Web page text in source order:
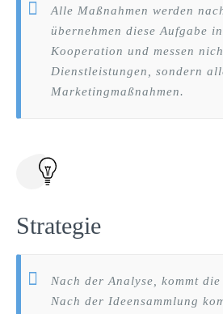
Alle Maßnahmen werden
übernehmen diese Aufgabe
Kooperation und messen
Dienstleistungen, sondern
Marketingmaßnahmen.
Strategie
Nach der Analyse, kommt
Nach der Ideensammlung